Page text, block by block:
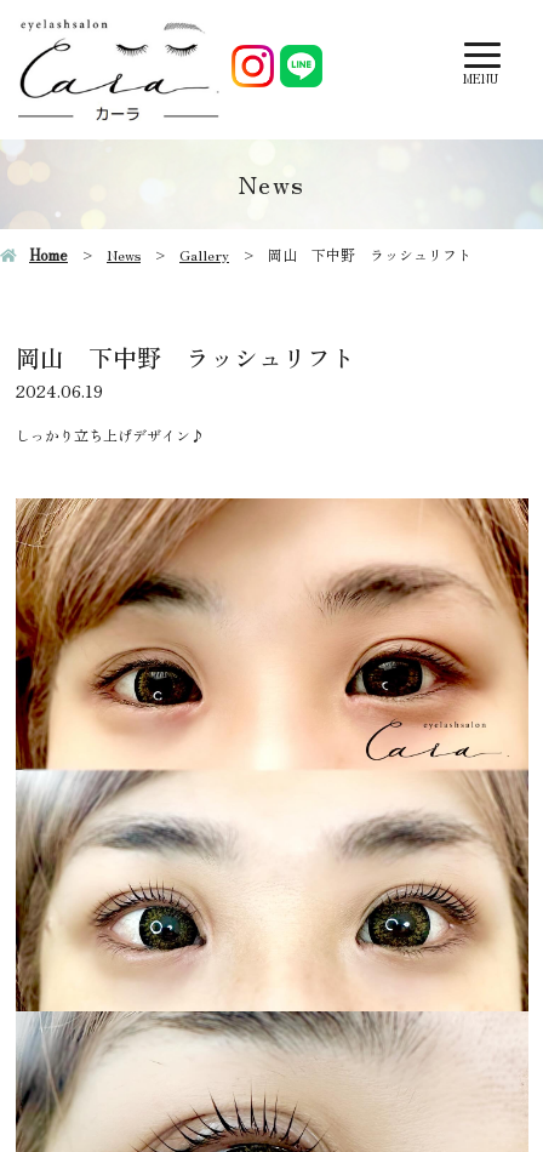
MENU
News
Home News Gallery 岡山 下中野 ラッシュリフト
岡山 下中野 ラッシュリフト
2024.06.19
しっかり立ち上げデザイン♪